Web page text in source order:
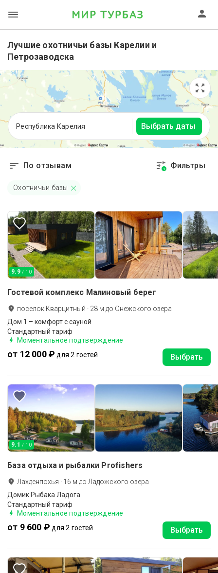
Лучшие охотничьи базы Карелии и
Петрозаводска
Республика Карелия Выбрать даты
По отзывам 1 Фильтры
Охотничьи базы
9.9 / 10
Гостевой комплекс Малиновый берег
поселок Кварцитный · 28 м до Онежского озера
Дом 1 – комфорт с сауной
Стандартный тариф
Моментальное подтверждение
от 12 000 ₽ для 2 гостей Выбрать
9.1 / 10
База отдыха и рыбалки Profishers
Лахденпохья · 16 м до Ладожского озера
Домик Рыбака Ладога
Стандартный тариф
Моментальное подтверждение
от 9 600 ₽ для 2 гостей Выбрать